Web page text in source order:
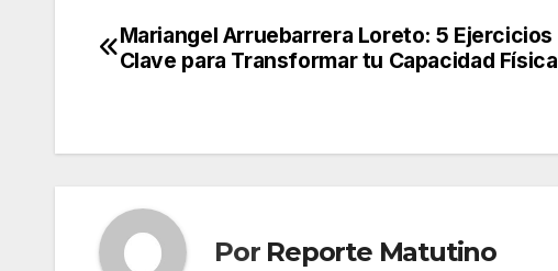
Navegación
Mariangel Arruebarrera Loreto: 5 Ejercicios
Clave para Transformar tu Capacidad Física
Por Reporte Matutino